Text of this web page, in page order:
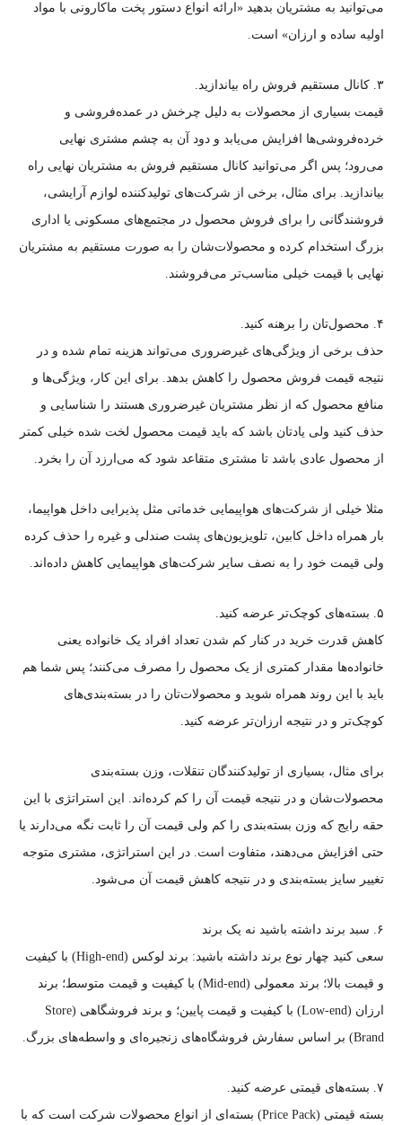
می‌توانید به مشتریان بدهید «ارائه انواع دستور پخت ماکارونی با مواد
اولیه ساده و ارزان» است.
۳. کانال مستقیم فروش راه بیاندازید.
قیمت بسیاری از محصولات به دلیل چرخش در عمده‌فروشی و
خرده‌فروشی‌ها افزایش می‌یابد و دود آن به چشم مشتری نهایی
می‌رود؛ پس اگر می‌توانید کانال مستقیم فروش به مشتریان نهایی راه
بیاندازید. برای مثال، برخی از شرکت‌های تولیدکننده لوازم آرایشی،
فروشندگانی را برای فروش محصول در مجتمع‌های مسکونی یا اداری
بزرگ استخدام کرده و محصولات‌شان را به صورت مستقیم به مشتریان
نهایی با قیمت خیلی مناسب‌تر می‌فروشند.
۴. محصول‌تان را برهنه کنید.
حذف برخی از ویژگی‌های غیرضروری می‌تواند هزینه تمام شده و در
نتیجه قیمت فروش محصول را کاهش بدهد. برای این کار، ویژگی‌ها و
منافع محصول که از نظر مشتریان غیرضروری هستند را شناسایی و
حذف کنید ولی یادتان باشد که باید قیمت محصول لخت شده خیلی کمتر
از محصول عادی باشد تا مشتری متقاعد شود که می‌ارزد آن را بخرد.
مثلا خیلی از شرکت‌های هواپیمایی خدماتی مثل پذیرایی داخل هواپیما،
بار همراه داخل کابین، تلویزیون‌های پشت صندلی و غیره را حذف کرده
ولی قیمت خود را به نصف سایر شرکت‌های هواپیمایی کاهش داده‌اند.
۵. بسته‌های کوچک‌تر عرضه کنید.
کاهش قدرت خرید در کنار کم شدن تعداد افراد یک خانواده یعنی
خانواده‌ها مقدار کمتری از یک محصول را مصرف می‌کنند؛ پس شما هم
باید با این روند همراه شوید و محصولات‌تان را در بسته‌بندی‌های
کوچک‌تر و در نتیجه ارزان‌تر عرضه کنید.
برای مثال، بسیاری از تولیدکنندگان تنقلات، وزن بسته‌بندی
محصولات‌شان و در نتیجه قیمت آن را کم کرده‌اند. این استراتژی با این
حقه رایج که وزن بسته‌بندی را کم ولی قیمت آن را ثابت نگه می‌دارند یا
حتی افزایش می‌دهند، متفاوت است. در این استراتژی، مشتری متوجه
تغییر سایز بسته‌بندی و در نتیجه کاهش قیمت آن می‌شود.
۶. سبد برند داشته باشید نه یک برند
سعی کنید چهار نوع برند داشته باشید: برند لوکس (High-end) با کیفیت
و قیمت بالا؛ برند معمولی (Mid-end) با کیفیت و قیمت متوسط؛ برند
ارزان (Low-end) با کیفیت و قیمت پایین؛ و برند فروشگاهی (Store
Brand) بر اساس سفارش فروشگاه‌های زنجیره‌ای و واسطه‌های بزرگ.
۷. بسته‌های قیمتی عرضه کنید.
بسته قیمتی (Price Pack) بسته‌ای از انواع محصولات شرکت است که با